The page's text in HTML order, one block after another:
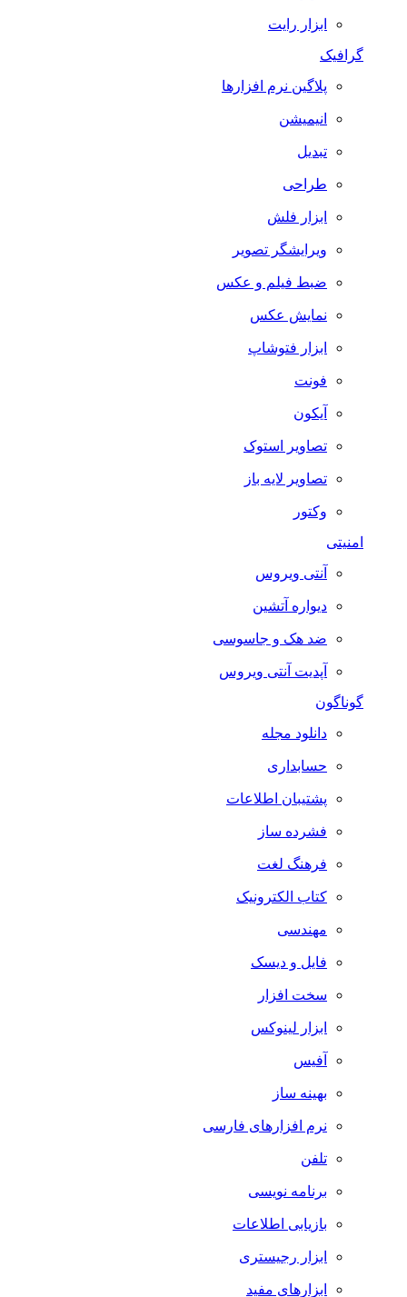
ابزار رایت
گرافیک
پلاگین نرم افزارها
انیمیشن
تبدیل
طراحی
ابزار فلش
ویرایشگر تصویر
ضبط فيلم و عكس
نمایش عکس
ابزار فتوشاپ
فونت
آیکون
تصاویر استوک
تصاویر لایه باز
وکتور
امنیتی
آنتی ویروس
دیواره آتشین
ضد هک و جاسوسی
آپدیت آنتی ویروس
گوناگون
دانلود مجله
حسابداری
پشتیبان اطلاعات
فشرده ساز
فرهنگ لغت
کتاب الکترونیک
مهندسی
فایل و دیسک
سخت افزار
ابزار لینوکس
آفیس
بهینه ساز
نرم افزارهای فارسی
تلفن
برنامه نویسی
بازیابی اطلاعات
ابزار رجیستری
ابزارهای مفید